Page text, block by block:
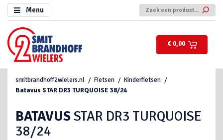
Menu
€ 0,00
smitbrandhoff2wielers.nl Fietsen
Kinderfietsen
Batavus STAR DR3 TURQUOISE 38/24
BATAVUSSTAR DR3 TURQUOISE
38/24